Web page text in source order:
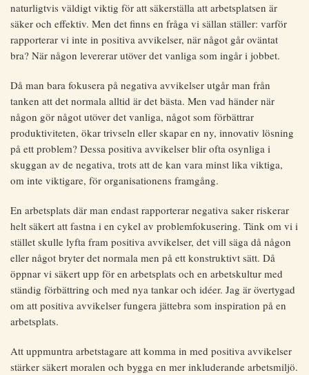
naturligtvis väldigt viktig för att säkerställa att arbetsplatsen är
säker och effektiv. Men det finns en fråga vi sällan ställer: varför
rapporterar vi inte in positiva avvikelser, när något går oväntat
bra? När någon levererar utöver det vanliga som ingår i jobbet.
Då man bara fokusera på negativa avvikelser utgår man från
tanken att det normala alltid är det bästa. Men vad händer när
någon gör något utöver det vanliga, något som förbättrar
produktiviteten, ökar trivseln eller skapar en ny, innovativ lösning
på ett problem? Dessa positiva avvikelser blir ofta osynliga i
skuggan av de negativa, trots att de kan vara minst lika viktiga,
om inte viktigare, för organisationens framgång.
En arbetsplats där man endast rapporterar negativa saker riskerar
helt säkert att fastna i en cykel av problemfokusering. Tänk om vi i
stället skulle lyfta fram positiva avvikelser, det vill säga då någon
eller något bryter det normala men på ett konstruktivt sätt. Då
öppnar vi säkert upp för en arbetsplats och en arbetskultur med
ständig förbättring och med nya tankar och idéer. Jag är övertygad
om att positiva avvikelser fungera jättebra som inspiration på en
arbetsplats.
Att uppmuntra arbetstagare att komma in med positiva avvikelser
stärker säkert moralen och bygga en mer inkluderande arbetsmiljö.